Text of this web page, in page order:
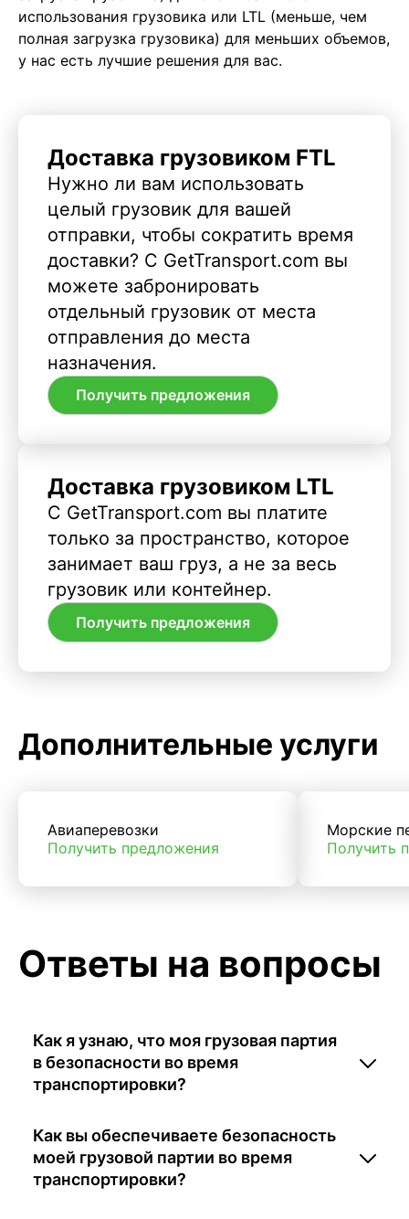
использования грузовика или LTL (меньше, чем
полная загрузка грузовика) для меньших объемов,
у нас есть лучшие решения для вас.
Доставка грузовиком FTL
Нужно ли вам использовать
целый грузовик для вашей
отправки, чтобы сократить время
доставки? С GetTransport.com вы
можете забронировать
отдельный грузовик от места
отправления до места
назначения.
Получить предложения
Доставка грузовиком LTL
С GetTransport.com вы платите
только за пространство, которое
занимает ваш груз, а не за весь
грузовик или контейнер.
Получить предложения
Дополнительные услуги
Авиаперевозки
Получить предложения
Морские
Получить
Ответы на вопросы
Как я узнаю, что моя грузовая партия
в безопасности во время
транспортировки?
Как вы обеспечиваете безопасность
моей грузовой партии во время
транспортировки?